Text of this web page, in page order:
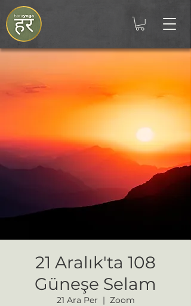
21 Aralık'ta 108
Güneşe Selam
21 Ara Per
  |
Zoom